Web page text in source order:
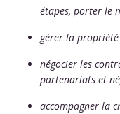
étapes, porter le
gérer la
négocier les
partenariats et
accompagner la